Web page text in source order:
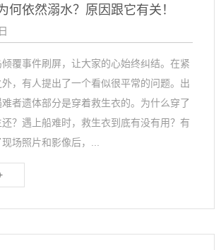
何依然溺水？原因跟它有关！
覆事件刷屏，让大家的心始终纠结。在紧
，有人提出了一个看似很平常的问题。出
者遗体部分是穿着救生衣的。为什么穿了
？遇上船难时，救生衣到底有没有用？有
场照片和影像后，...